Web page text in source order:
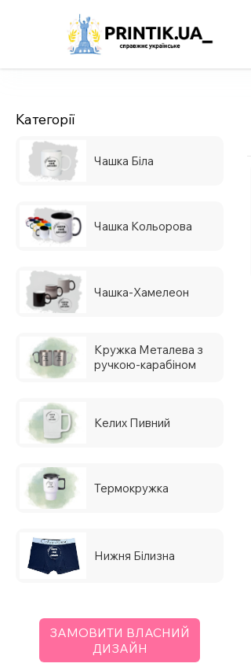
Категорії
Чашка Біла
Чашка Кольорова
Чашка-Хамелеон
Кружка Металева з
ручкою-карабіном
Келих Пивний
Термокружка
Нижня Білизна
ЗАМОВИТИ ВЛАСНИЙ
ДИЗАЙН